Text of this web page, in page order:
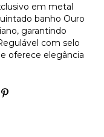
em metal
banho Ouro
garantindo
com selo
oferece elegância